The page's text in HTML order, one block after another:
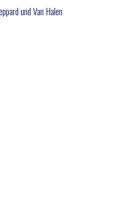
und Van Halen